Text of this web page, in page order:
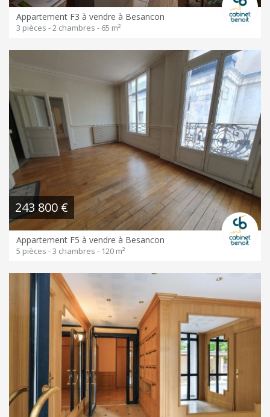
Appartement F3 à vendre à Besancon
3 pièces - 2 chambres - 65 m²
243 800 €
Appartement F5 à vendre à Besancon
5 pièces - 3 chambres - 120 m²